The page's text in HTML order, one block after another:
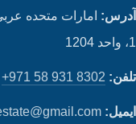
امارات متحده
+971 58 931 8302